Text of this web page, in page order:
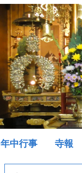
年中行事 寺報